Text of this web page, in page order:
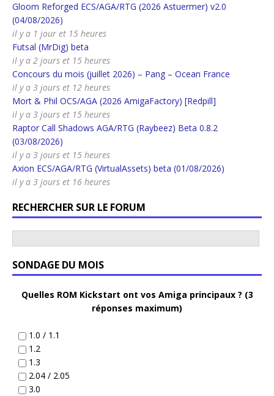
Gloom Reforged ECS/AGA/RTG (2026 Astuermer) v2.0
(04/08/2026)
il y a 1 jour et 15 heures
Futsal (MrDig) beta
il y a 2 jours et 15 heures
Concours du mois (juillet 2026) – Pang – Ocean France
il y a 3 jours et 12 heures
Mort & Phil OCS/AGA (2026 AmigaFactory) [Redpill]
il y a 3 jours et 15 heures
Raptor Call Shadows AGA/RTG (Raybeez) Beta 0.8.2
(03/08/2026)
il y a 3 jours et 15 heures
Axion ECS/AGA/RTG (VirtualAssets) beta (01/08/2026)
il y a 3 jours et 16 heures
RECHERCHER SUR LE FORUM
SONDAGE DU MOIS
Quelles ROM Kickstart ont vos Amiga principaux ? (3
réponses maximum)
1.0 / 1.1
1.2
1.3
2.04 / 2.05
3.0